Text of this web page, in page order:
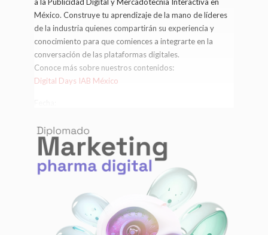
México. Construye tu aprendizaje de la mano de líderes
de la industria quienes compartirán su experiencia y
conocimiento para que comiences a integrarte en la
conversación de las plataformas digitales.
Conoce más sobre nuestros contenidos:
Digital Days IAB México
Contacto: montserrat.hernandez@iabmexico.com